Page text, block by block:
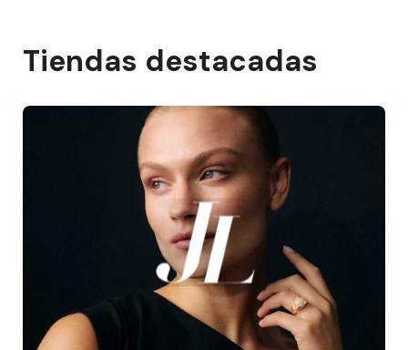
Tiendas destacadas